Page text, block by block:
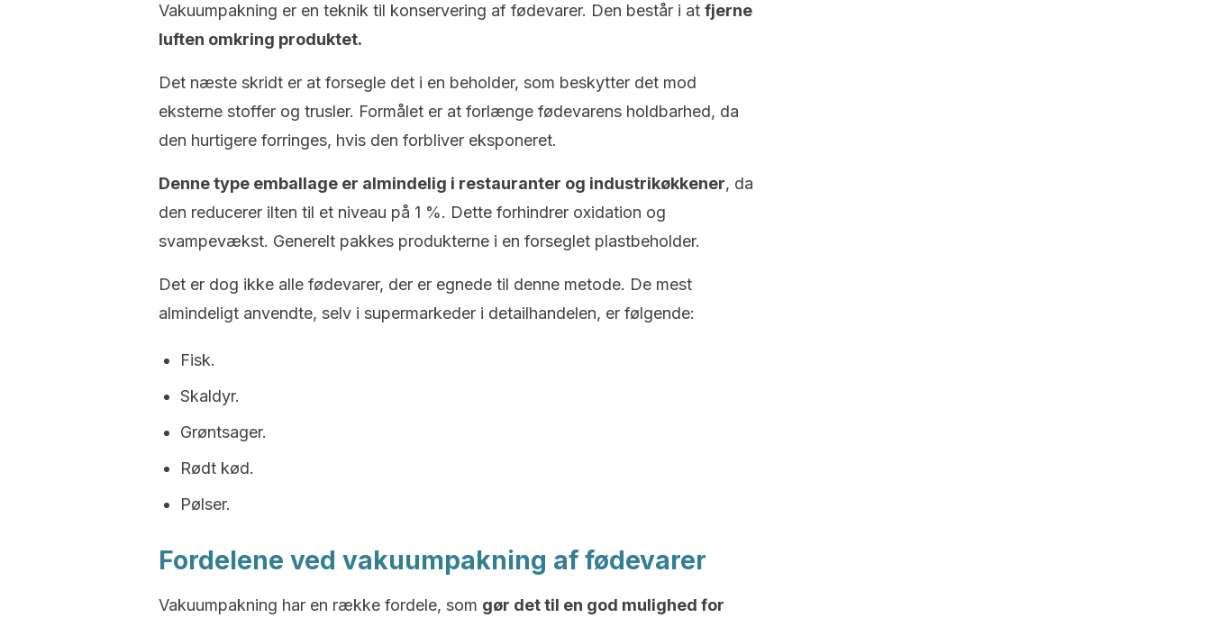
Vakuumpakning er en teknik til konservering af fødevarer. Den består i at fjerne
luften omkring produktet.
Det næste skridt er at forsegle det i en beholder, som beskytter det mod
eksterne stoffer og trusler. Formålet er at forlænge fødevarens holdbarhed, da
den hurtigere forringes, hvis den forbliver eksponeret.
Denne type emballage er almindelig i restauranter og industrikøkkener, da
den reducerer ilten til et niveau på 1 %. Dette forhindrer oxidation og
svampevækst. Generelt pakkes produkterne i en forseglet plastbeholder.
Det er dog ikke alle fødevarer, der er egnede til denne metode. De mest
almindeligt anvendte, selv i supermarkeder i detailhandelen, er følgende:
Fisk.
Skaldyr.
Grøntsager.
Rødt kød.
Pølser.
Fordelene ved vakuumpakning af fødevarer
Vakuumpakning har en række fordele, som gør det til en god mulighed for